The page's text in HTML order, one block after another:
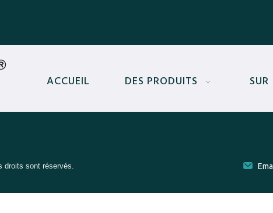
ACCUEIL DES PRODUITS SUR
droits sont réservés.